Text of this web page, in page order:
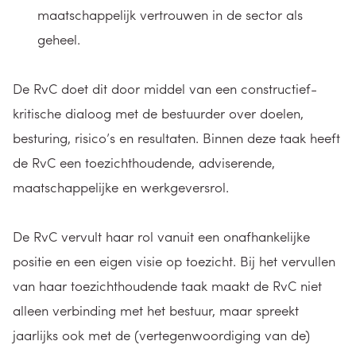
maatschappelijk vertrouwen in de sector als
geheel.
De RvC doet dit door middel van een constructief-
kritische dialoog met de bestuurder over doelen,
besturing, risico’s en resultaten. Binnen deze taak heeft
de RvC een toezichthoudende, adviserende,
maatschappelijke en werkgeversrol.
De RvC vervult haar rol vanuit een onafhankelijke
positie en een eigen visie op toezicht. Bij het vervullen
van haar toezichthoudende taak maakt de RvC niet
alleen verbinding met het bestuur, maar spreekt
jaarlijks ook met de (vertegenwoordiging van de)